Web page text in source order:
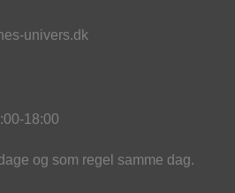
univers.dk
18:00
og som regel samme dag.